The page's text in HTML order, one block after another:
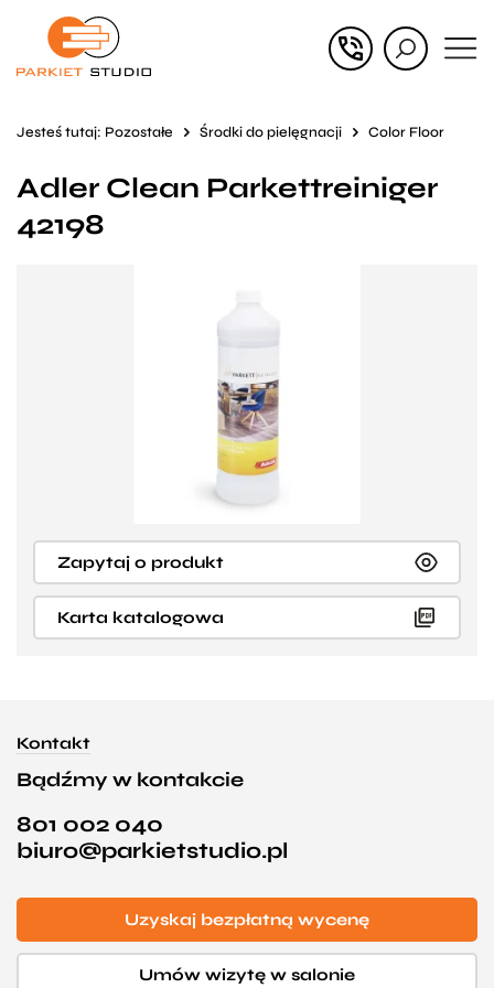
Przejdź
Przejdź
stopce
Jesteś tutaj: Pozostałe Środki do pielęgnacji Color Floor
Adler Clean Parkettreiniger
42198
Zapytaj o produkt
Karta katalogowa
Kontakt
Bądźmy w kontakcie
801 002 040
biuro@parkietstudio.pl
Uzyskaj bezpłatną wycenę
Umów wizytę w salonie